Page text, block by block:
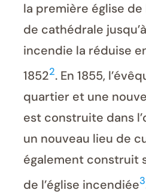
la première église
de cathédrale
incendie la réduise
18522. En 1855,
quartier et une
est construite dans
un nouveau lieu de
également construit
de l’église incendiée3